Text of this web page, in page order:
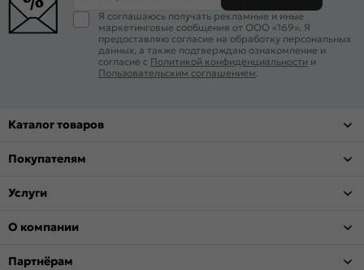
Я соглашаюсь получать рекламные и иные
маркетинговые сообщения от ООО «169». Я
предоставляю согласие на обработку персональных
данных, а также подтверждаю ознакомление и
согласие с Политикой конфиденциальности и
Пользовательским соглашением.
Каталог товаров
Покупателям
Услуги
О компании
Партнёрам